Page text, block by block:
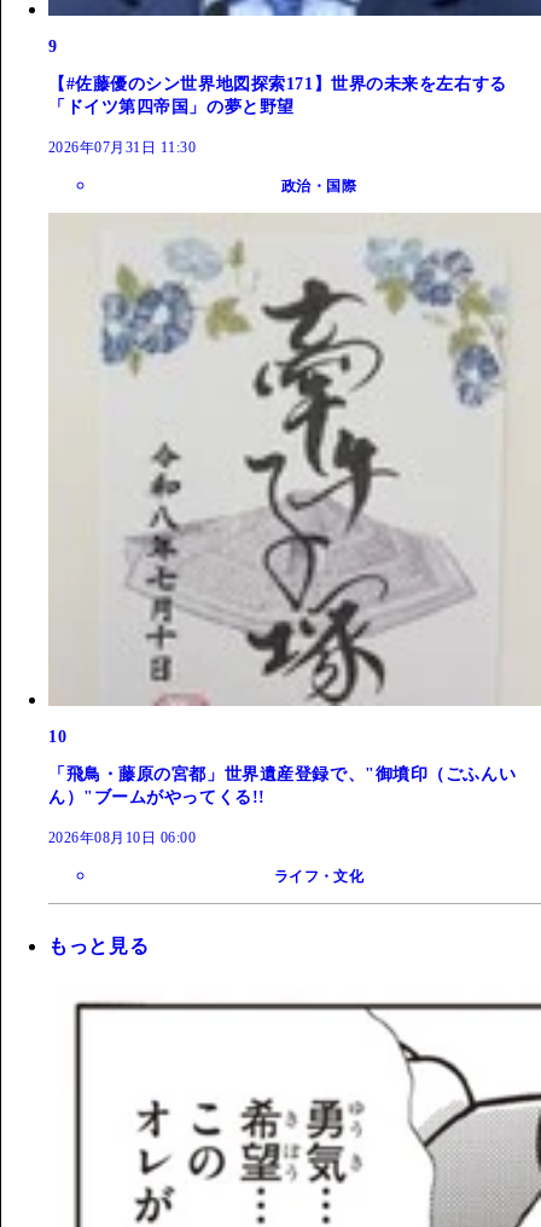
9
【#佐藤優のシン世界地図探索171】世界の未来を左右する
「ドイツ第四帝国」の夢と野望
2026年07月31日 11:30
政治・国際
10
「飛鳥・藤原の宮都」世界遺産登録で、"御墳印（ごふんい
ん）"ブームがやってくる!!
2026年08月10日 06:00
ライフ・文化
もっと見る